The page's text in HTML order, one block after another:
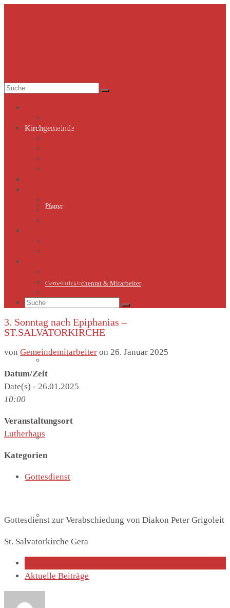
Kirchgemeinde
Pfarrer
Gemeindekirchenrat & Mitarbeiter
Lutherhaus
Suche
Gemeindekirchenrat & Mitarbeiter
Geschichte St.Marien
Sternsinger
Suche
3. Sonntag nach Epiphanias –
ST.SALVATORKIRCHE
von Gemeindemitarbeiter on 26. Januar 2025
Datum/Zeit
Date(s) - 26.01.2025
10:00
Veranstaltungsort
Lutherhaus
Kategorien
Gottesdienst
Gottesdienst zur Verabschiedung von Diakon Peter Grigoleit
St. Salvatorkirche Gera
Aktuelle Beiträge